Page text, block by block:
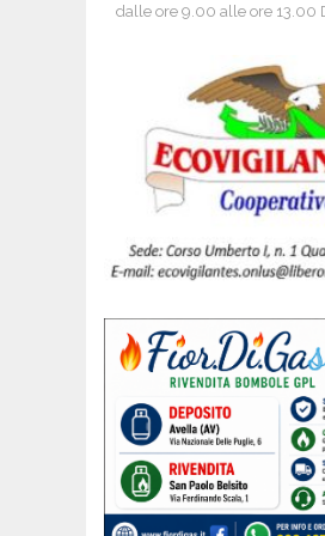
dalle ore 9.00 alle ore 13.00